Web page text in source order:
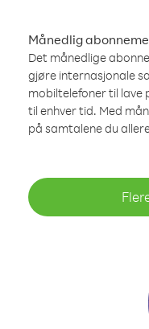
Månedlig
Det månedlige
gjøre internasjonale
mobiltelefoner til lave
til enhver tid. Med
på samtalene du